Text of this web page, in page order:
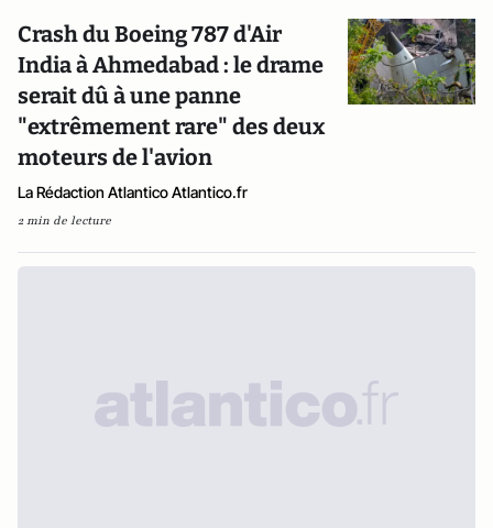
Crash du Boeing 787 d'Air
India à Ahmedabad : le drame
serait dû à une panne
"extrêmement rare" des deux
moteurs de l'avion
La Rédaction Atlantico Atlantico.fr
2 min de lecture